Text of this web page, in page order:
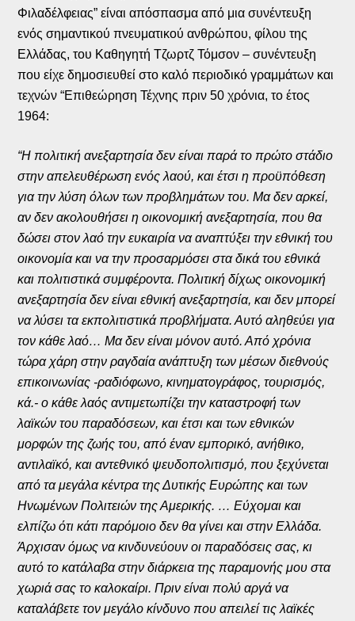
Φιλαδέλφειας” είναι απόσπασμα από μια συνέντευξη
ενός σημαντικού πνευματικού ανθρώπου, φίλου της
Ελλάδας, του Καθηγητή Τζωρτζ Τόμσον – συνέντευξη
που είχε δημοσιευθεί στο καλό περιοδικό γραμμάτων και
τεχνών “Επιθεώρηση Τέχνης πριν 50 χρόνια, το έτος
1964:
“Η πολιτική ανεξαρτησία δεν είναι παρά το πρώτο στάδιο
στην απελευθέρωση ενός λαού, και έτσι η προϋπόθεση
για την λύση όλων των προβλημάτων του. Μα δεν αρκεί,
αν δεν ακολουθήσει η οικονομική ανεξαρτησία, που θα
δώσει στον λαό την ευκαιρία να αναπτύξει την εθνική του
οικονομία και να την προσαρμόσει στα δικά του εθνικά
και πολιτιστικά συμφέροντα. Πολιτική δίχως οικονομική
ανεξαρτησία δεν είναι εθνική ανεξαρτησία, και δεν μπορεί
να λύσει τα εκπολιτιστικά προβλήματα. Αυτό αληθεύει για
τον κάθε λαό… Μα δεν είναι μόνον αυτό. Από χρόνια
τώρα χάρη στην ραγδαία ανάπτυξη των μέσων διεθνούς
επικοινωνίας -ραδιόφωνο, κινηματογράφος, τουρισμός,
κά.- ο κάθε λαός αντιμετωπίζει την καταστροφή των
λαϊκών του παραδόσεων, και έτσι και των εθνικών
μορφών της ζωής του, από έναν εμπορικό, ανήθικο,
αντιλαϊκό, και αντεθνικό ψευδοπολιτισμό, που ξεχύνεται
από τα μεγάλα κέντρα της Δυτικής Ευρώπης και των
Ηνωμένων Πολιτειών της Αμερικής. … Εύχομαι και
ελπίζω ότι κάτι παρόμοιο δεν θα γίνει και στην Ελλάδα.
Άρχισαν όμως να κινδυνεύουν οι παραδόσεις σας, κι
αυτό το κατάλαβα στην διάρκεια της παραμονής μου στα
χωριά σας το καλοκαίρι. Πριν είναι πολύ αργά να
καταλάβετε τον μεγάλο κίνδυνο που απειλεί τις λαϊκές